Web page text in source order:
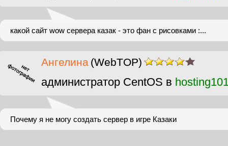
какой сайт wow сервера казак - это фан с рисовками :...
Ангелина (WebTOP)
администратор CentOS в
Почему я не могу создать сервер в игре Казаки